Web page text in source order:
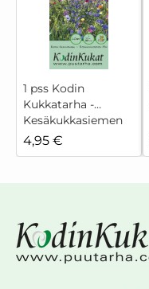
1 pss Kodin
Kukkatarha -
Kesäkukkasiemen
Mix
4,95 €